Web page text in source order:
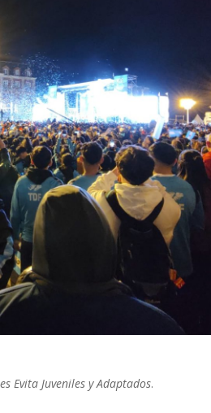
Evita Juveniles y Adaptados.